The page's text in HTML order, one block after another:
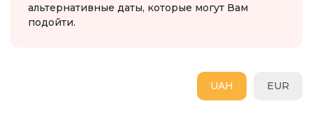
альтернативные даты, которые могут Вам
подойти.
EUR
UAH